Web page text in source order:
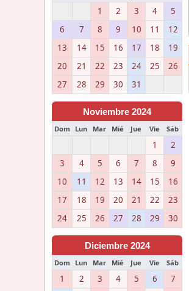
1 2 3 4
5
6
7 8 9 10 11
12
13
14 15 16 17 18
19
20
21 22 23 24 25
26
27
28 29 30 31
Noviembre 2024
Dom Lun Mar Mié Jue Vie Sáb
1
2
3
4 5 6 7 8
9
10
11 12 13 14 15
16
17
18 19 20 21 22
23
24
25 26 27 28 29 30
Diciembre 2024
Dom Lun Mar Mié Jue Vie Sáb
1 2 3 4 5 6 7